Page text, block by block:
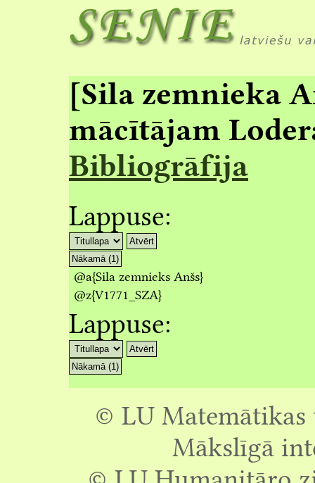
[Sila zemnieka
mācītājam
Bibliogrāfija
Lappuse:
Atvērt
Nākamā (1)
@a{Sila zemnieks Anšs}
@z{V1771_SZA}
Lappuse:
Atvērt
Nākamā (1)
© LU
Mākslīgā